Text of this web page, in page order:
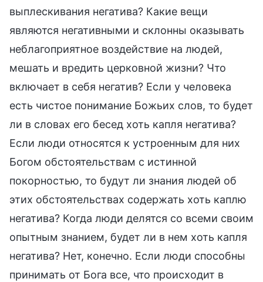
выплескивания негатива? Какие вещи
являются негативными и склонны оказывать
неблагоприятное воздействие на людей,
мешать и вредить церковной жизни? Что
включает в себя негатив? Если у человека
есть чистое понимание Божьих слов, то будет
ли в словах его бесед хоть капля негатива?
Если люди относятся к устроенным для них
Богом обстоятельствам с истинной
покорностью, то будут ли знания людей об
этих обстоятельствах содержать хоть каплю
негатива? Когда люди делятся со всеми своим
опытным знанием, будет ли в нем хоть капля
негатива? Нет, конечно. Если люди способны
принимать от Бога все, что происходит в